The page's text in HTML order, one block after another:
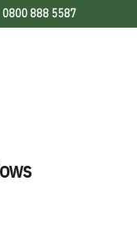
0800 888 5587